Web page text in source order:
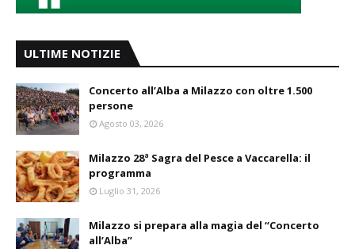
ULTIME NOTIZIE
Concerto all’Alba a Milazzo con oltre 1.500
persone
Agosto 03, 2026
Milazzo 28ª Sagra del Pesce a Vaccarella: il
programma
Luglio 31, 2026
Milazzo si prepara alla magia del “Concerto
all’Alba”